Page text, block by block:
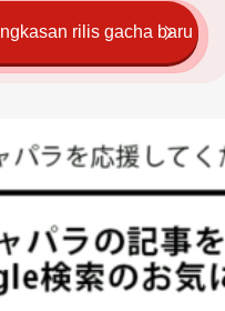
rilis gacha baru